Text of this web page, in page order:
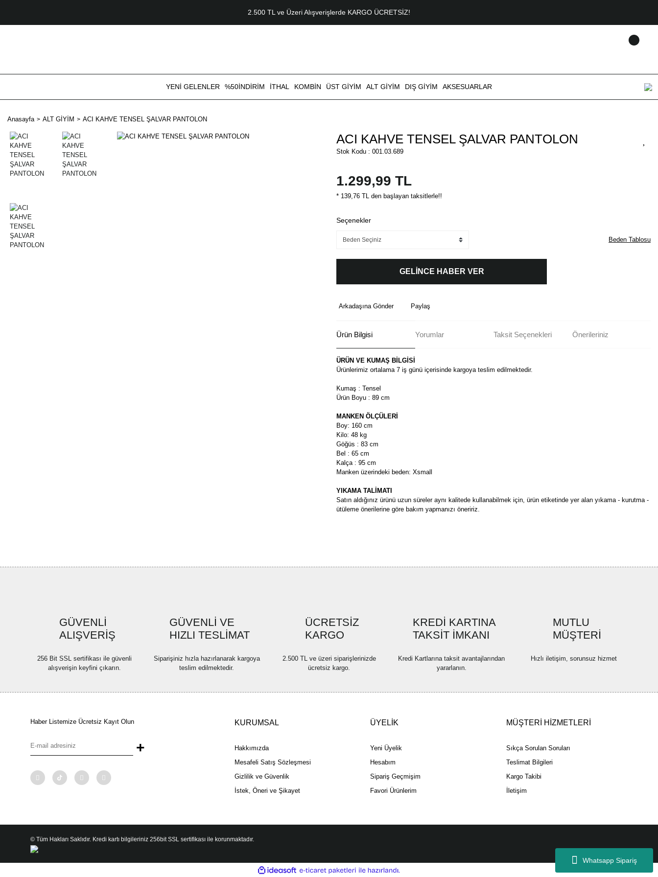
Whatsapp Sipariş
2.500 TL ve Üzeri Alışverişlerde KARGO ÜCRETSİZ!
YENİ GELENLER %50İNDİRİM İTHAL KOMBİN ÜST GİYİM ALT GİYİM DIŞ GİYİM AKSESUARLAR
Anasayfa ALT GİYİM ACI KAHVE TENSEL ŞALVAR PANTOLON
ACI KAHVE TENSEL ŞALVAR PANTOLON
Stok Kodu : 001.03.689
1.299,99 TL
* 139,76 TL den başlayan taksitlerle!!
Seçenekler
Beden Tablosu
GELİNCE HABER VER
Arkadaşına Gönder Paylaş
Ürün Bilgisi Yorumlar Taksit Seçenekleri Önerileriniz
ÜRÜN VE KUMAŞ BİLGİSİ
Ürünlerimiz ortalama 7 iş günü içerisinde kargoya teslim edilmektedir.
Kumaş : Tensel
Ürün Boyu : 89 cm
MANKEN ÖLÇÜLERİ
Boy: 160 cm
Kilo: 48 kg
Göğüs : 83 cm
Bel : 65 cm
Kalça : 95 cm
Manken üzerindeki beden: Xsmall
YIKAMA TALİMATI
Satın aldığınız ürünü uzun süreler aynı kalitede kullanabilmek için, ürün etiketinde yer alan yıkama - kurutma -
ütüleme önerilerine göre bakım yapmanızı öneririz.
Ürün fiyatı diğer sitelerden daha pahalı.
Bu ürüne benzer farklı alternatifler olmalı.
GÜVENLİ
ALIŞVERİŞ
256 Bit SSL sertifikası ile güvenli
alışverişin keyfini çıkarın.
GÜVENLİ VE
HIZLI TESLİMAT
Siparişiniz hızla hazırlanarak kargoya
teslim edilmektedir.
ÜCRETSİZ
KARGO
2.500 TL ve üzeri siparişlerinizde
ücretsiz kargo.
KREDİ KARTINA
TAKSİT İMKANI
Kredi Kartlarına taksit avantajlarından
yararlanın.
MUTLU
MÜŞTERİ
Hızlı iletişim, sorunsuz hizmet
Haber Listemize Ücretsiz Kayıt Olun
+
KURUMSAL
Hakkımızda
Mesafeli Satış Sözleşmesi
Gizlilik ve Güvenlik
İstek, Öneri ve Şikayet
ÜYELİK
Yeni Üyelik
Hesabım
Sipariş Geçmişim
Favori Ürünlerim
MÜŞTERİ HİZMETLERİ
Sıkça Sorulan Soruları
Teslimat Bilgileri
Kargo Takibi
İletişim
© Tüm Hakları Saklıdır. Kredi kartı bilgileriniz 256bit SSL sertifikası ile korunmaktadır.
ideasoft
e-